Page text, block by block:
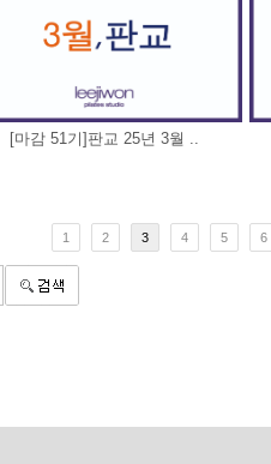
[마감 51기]판교 25년 3월 ..
1 2 3 4 5 6